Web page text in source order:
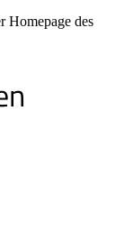
Homepage des